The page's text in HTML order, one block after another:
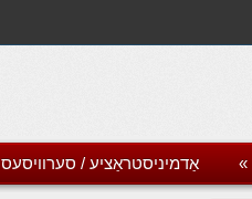
אַדמיניסטראַציע / סערוויסעס »